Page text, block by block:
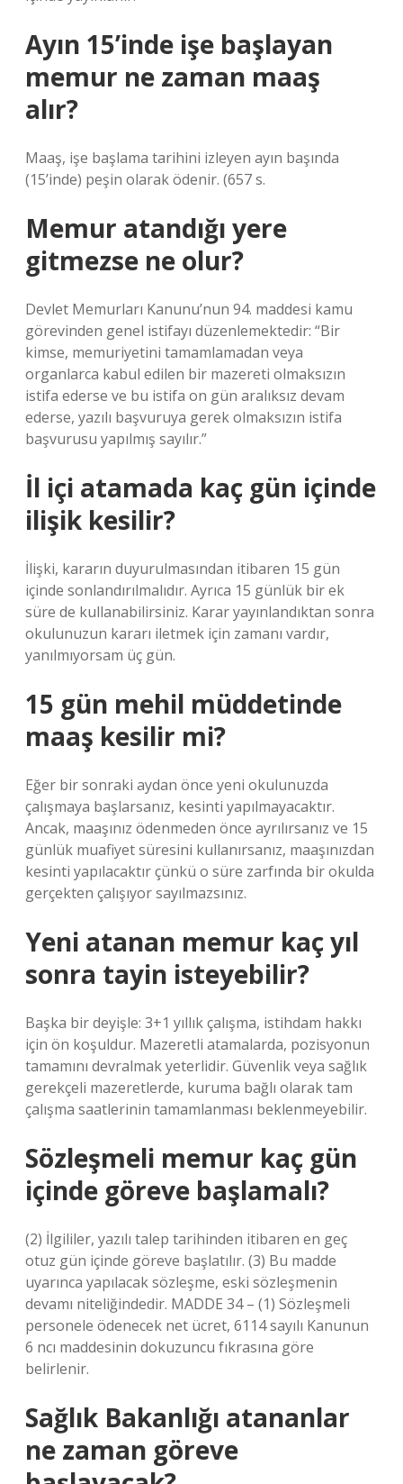
Ayın 15’inde işe başlayan
memur ne zaman maaş
alır?
Maaş, işe başlama tarihini izleyen ayın başında
(15’inde) peşin olarak ödenir. (657 s.
Memur atandığı yere
gitmezse ne olur?
Devlet Memurları Kanunu’nun 94. maddesi kamu
görevinden genel istifayı düzenlemektedir: “Bir
kimse, memuriyetini tamamlamadan veya
organlarca kabul edilen bir mazereti olmaksızın
istifa ederse ve bu istifa on gün aralıksız devam
ederse, yazılı başvuruya gerek olmaksızın istifa
başvurusu yapılmış sayılır.”
İl içi atamada kaç gün içinde
ilişik kesilir?
İlişki, kararın duyurulmasından itibaren 15 gün
içinde sonlandırılmalıdır. Ayrıca 15 günlük bir ek
süre de kullanabilirsiniz. Karar yayınlandıktan sonra
okulunuzun kararı iletmek için zamanı vardır,
yanılmıyorsam üç gün.
15 gün mehil müddetinde
maaş kesilir mi?
Eğer bir sonraki aydan önce yeni okulunuzda
çalışmaya başlarsanız, kesinti yapılmayacaktır.
Ancak, maaşınız ödenmeden önce ayrılırsanız ve 15
günlük muafiyet süresini kullanırsanız, maaşınızdan
kesinti yapılacaktır çünkü o süre zarfında bir okulda
gerçekten çalışıyor sayılmazsınız.
Yeni atanan memur kaç yıl
sonra tayin isteyebilir?
Başka bir deyişle: 3+1 yıllık çalışma, istihdam hakkı
için ön koşuldur. Mazeretli atamalarda, pozisyonun
tamamını devralmak yeterlidir. Güvenlik veya sağlık
gerekçeli mazeretlerde, kuruma bağlı olarak tam
çalışma saatlerinin tamamlanması beklenmeyebilir.
Sözleşmeli memur kaç gün
içinde göreve başlamalı?
(2) İlgililer, yazılı talep tarihinden itibaren en geç
otuz gün içinde göreve başlatılır. (3) Bu madde
uyarınca yapılacak sözleşme, eski sözleşmenin
devamı niteliğindedir. MADDE 34 – (1) Sözleşmeli
personele ödenecek net ücret, 6114 sayılı Kanunun
6 ncı maddesinin dokuzuncu fıkrasına göre
belirlenir.
Sağlık Bakanlığı atananlar
ne zaman göreve